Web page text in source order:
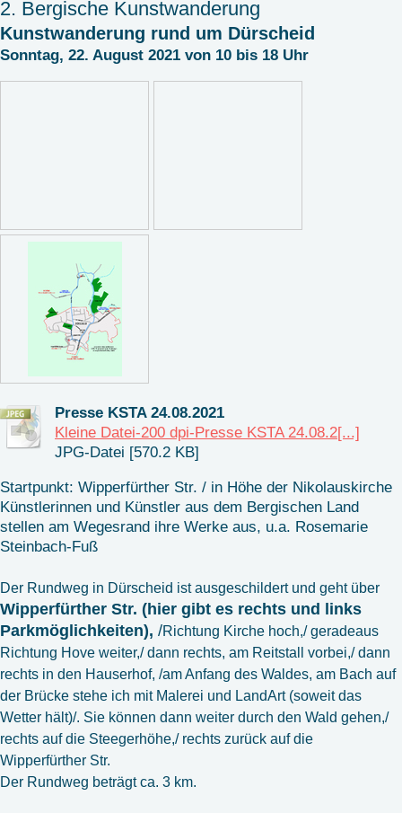
2. Bergische Kunstwanderung
Kunstwanderung rund um Dürscheid
Sonntag, 22. August 2021 von 10 bis 18 Uhr
Presse KSTA 24.08.2021
Kleine Datei-200 dpi-Presse KSTA 24.08.2[...]
JPG-Datei [570.2 KB]
Startpunkt: Wipperfürther Str. / in Höhe der Nikolauskirche
Künstlerinnen und Künstler aus dem Bergischen Land
stellen am Wegesrand ihre Werke aus, u.a. Rosemarie
Steinbach-Fuß
Der Rundweg in Dürscheid ist ausgeschildert und geht über
Wipperfürther Str. (hier gibt es rechts und links
Parkmöglichkeiten), /Richtung Kirche hoch,/ geradeaus
Richtung Hove weiter,/ dann rechts, am Reitstall vorbei,/ dann
rechts in den Hauserhof, /am Anfang des Waldes, am Bach auf
der Brücke stehe ich mit Malerei und LandArt (soweit das
Wetter hält)/. Sie können dann weiter durch den Wald gehen,/
rechts auf die Steegerhöhe,/ rechts zurück auf die
Wipperfürther Str.
Der Rundweg beträgt ca. 3 km.